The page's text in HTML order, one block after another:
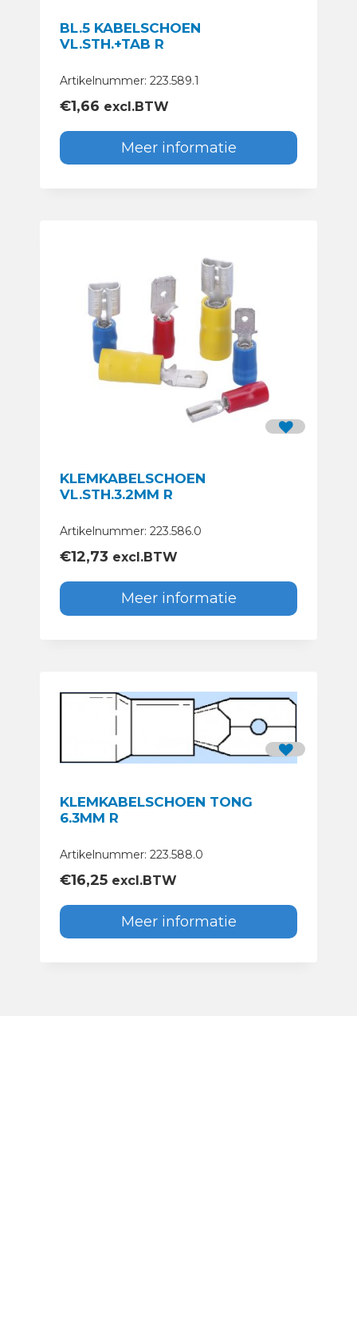
BL.5 KABELSCHOEN
VL.STH.+TAB R
Artikelnummer: 223.589.1
€1,66 excl.BTW
Meer informatie
KLEMKABELSCHOEN
VL.STH.3.2MM R
Artikelnummer: 223.586.0
€12,73 excl.BTW
Meer informatie
KLEMKABELSCHOEN TONG
6.3MM R
Artikelnummer: 223.588.0
€16,25 excl.BTW
Meer informatie